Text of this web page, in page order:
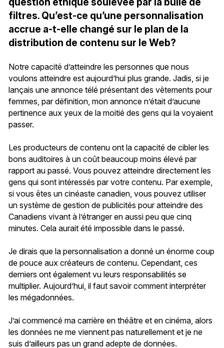
filtres. Qu’est-ce qu’une personnalisation
accrue a-t-elle changé sur le plan de la
distribution de contenu sur le Web?
Notre capacité d’atteindre les personnes que nous
voulons atteindre est aujourd’hui plus grande. Jadis, si je
lançais une annonce télé présentant des vêtements pour
femmes, par définition, mon annonce n’était d’aucune
pertinence aux yeux de la moitié des gens qui la voyaient
passer.
Les producteurs de contenu ont la capacité de cibler les
bons auditoires à un coût beaucoup moins élevé par
rapport au passé. Vous pouvez atteindre directement les
gens qui sont intéressés par votre contenu. Par exemple,
si vous êtes un cinéaste canadien, vous pouvez utiliser
un système de gestion de publicités pour atteindre des
Canadiens vivant à l’étranger en aussi peu que cinq
minutes. Cela aurait été impossible dans le passé.
Je dirais que la personnalisation a donné un énorme coup
de pouce aux créateurs de contenu. Cependant, ces
derniers ont également vu leurs responsabilités se
multiplier. Aujourd’hui, il faut savoir comment interpréter
les mégadonnées.
J’ai commencé ma carrière en théâtre et en cinéma, alors
les données ne me viennent pas naturellement et je ne
suis d’ailleurs pas un grand adepte de données.